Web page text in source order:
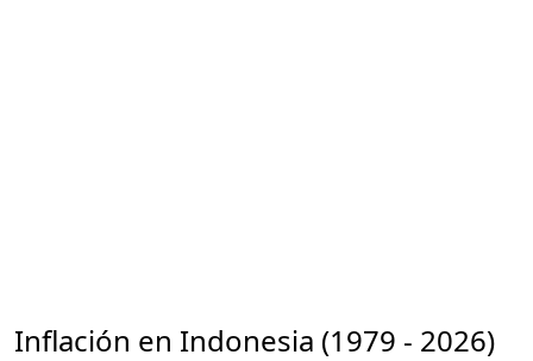
Inflación en Indonesia (1979 - 2026)